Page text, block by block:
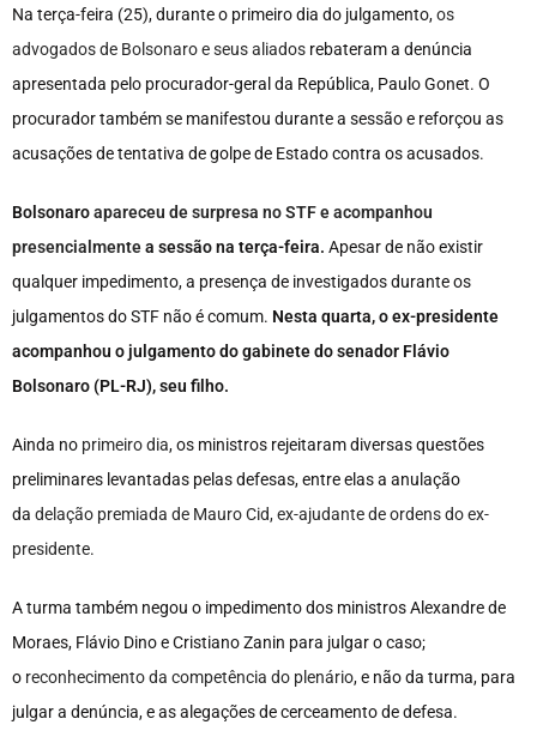
Na terça-feira (25), durante o primeiro dia do julgamento,os
advogados de Bolsonaro e seus aliados rebateram a denúncia
apresentada pelo procurador-geral da República, Paulo Gonet. O
procurador também se manifestou durante a sessão e reforçou as
acusações de tentativa de golpe de Estado contra os acusados.
Bolsonaroapareceu de surpresa no STF e acompanhou
presencialmentea sessão na terça-feira. Apesar de não existir
qualquer impedimento, a presença de investigados durante os
julgamentos do STF não é comum. Nesta quarta, o ex-presidente
acompanhou o julgamento do gabinete do senador Flávio
Bolsonaro (PL-RJ), seu filho.
Ainda no primeiro dia, os ministros rejeitaram diversas questões
preliminares levantadas pelas defesas, entre elas a anulação
da delação premiada de Mauro Cid, ex-ajudante de ordens do ex-
presidente.
A turma também negou o impedimento dos ministros Alexandre de
Moraes, Flávio Dino e Cristiano Zanin para julgar o caso;
o reconhecimento da competência do plenário, e não da turma, para
julgar a denúncia, e as alegações de cerceamento de defesa.